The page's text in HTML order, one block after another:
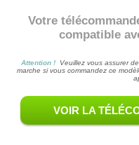
Votre
compatible
Attention !Veuillez vous assurer
marche si vous commandez ce
VOIR LA